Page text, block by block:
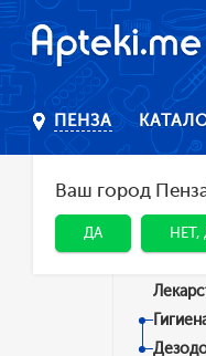
ПЕНЗА
Ваш город
ДА НЕТ,
Главная